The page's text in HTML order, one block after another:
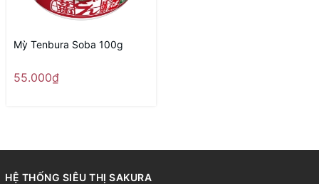
Mỳ Tenbura Soba 100g
55.000₫
HỆ THỐNG SIÊU THỊ SAKURA